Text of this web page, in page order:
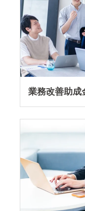
業務改善助成
キャリアアッ